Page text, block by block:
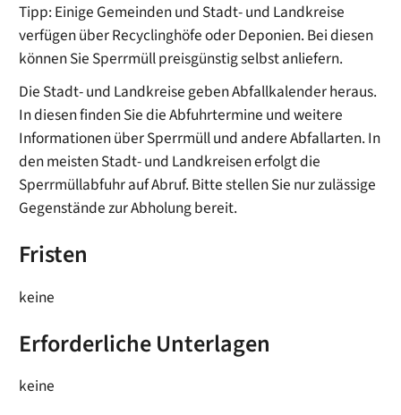
Tipp: Einige Gemeinden und Stadt- und Landkreise
verfügen über Recyclinghöfe oder Deponien. Bei diesen
können Sie Sperrmüll preisgünstig selbst anliefern.
Die Stadt- und Landkreise geben Abfallkalender heraus.
In diesen finden Sie die Abfuhrtermine und weitere
Informationen über Sperrmüll und andere Abfallarten. In
den meisten Stadt- und Landkreisen erfolgt die
Sperrmüllabfuhr auf Abruf. Bittestellen Sie nur zulässige
Gegenstände zur Abholung bereit.
Fristen
keine
Erforderliche Unterlagen
keine